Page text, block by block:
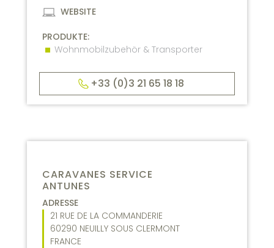
WEBSITE
PRODUKTE:
Wohnmobilzubehör & Transporter
+33 (0)3 21 65 18 18
CARAVANES SERVICE
ANTUNES
ADRESSE
21 RUE DE LA COMMANDERIE
60290 NEUILLY SOUS CLERMONT
FRANCE